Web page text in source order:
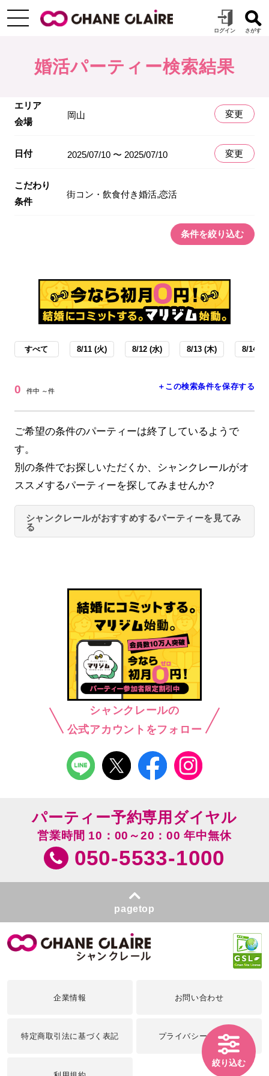
婚活パーティー検索結果
エリア
会場
岡山 変更
日付 2025/07/10 〜 2025/07/10 変更
こだわり
条件
街コン・飲食付き婚活,恋活
条件を絞り込む
すべて 8/11 (火) 8/12 (水) 8/13 (木) 8/14 (
0 件中 ～件 ＋この検索条件を保存する
ご希望の条件のパーティーは終了しているようで
す。
別の条件でお探しいただくか、シャンクレールがオ
ススメするパーティーを探してみませんか?
シャンクレールがおすすめするパーティーを見てみ
る
シャンクレールの
公式アカウントをフォロー
絞り込む
パーティー予約専用ダイヤル
営業時間 10：00～20：00 年中無休
050-5533-1000
pagetop
企業情報 お問い合わせ
特定商取引法に基づく表記 プライバシーポリシー